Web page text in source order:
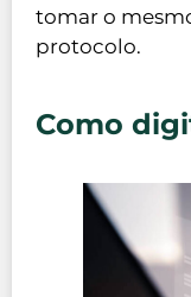
tomar o
protocolo.
Como